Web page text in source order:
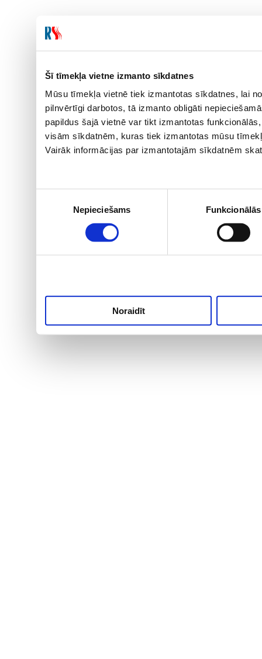
Šī tīmekļa vietne izmanto sīkdatnes
Mūsu tīmekļa vietnē tiek izmantotas sīkdatnes, lai
pilnvērtīgi darbotos, tā izmanto obligāti
papildus šajā vietnē var tikt izmantotas
visām sīkdatnēm, kuras tiek izmantotas mūsu
Vairāk informācijas par izmantotajām sīkdatnēm
Nepieciešams Funkcionālās
Noraidīt